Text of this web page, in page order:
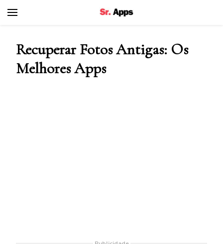
Recuperar Fotos Antigas: Os
Melhores Apps